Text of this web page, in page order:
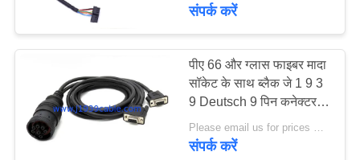
ओबीडी 2 संलग्नक
49
संपर्क करें
पीए 66 और ग्लास फाइबर मादा
सॉकेट के साथ ब्लैक जे 1 9 3
9 Deutsch 9 पिन कनेक्टर
केबल
संपर्क करें